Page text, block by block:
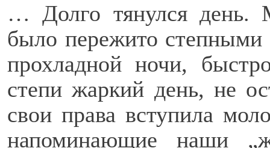
… Долго тянулся день.
было пережито степными
прохладной ночи,
степи жаркий день, не
свои права вступила
напоминающие наши